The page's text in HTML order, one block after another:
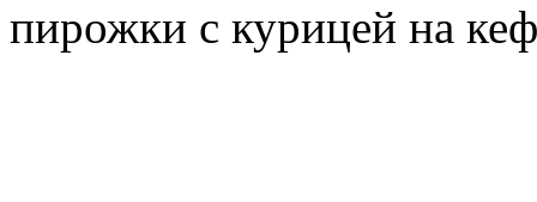
пирожки с курицей на